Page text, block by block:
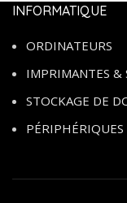
INFORMATIQUE
ORDINATEURS
IMPRIMANTES &
STOCKAGE DE
PÉRIPHÉRIQUES